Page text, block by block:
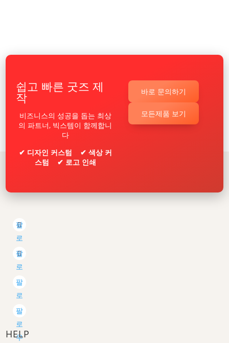
쉽고 빠른 굿즈 제
작
비즈니스의 성공을 돕는 최상
의 파트너, 빅스템이 함께합니
다
✔ 디자인 커스텀 ✔ 색상 커
스텀 ✔ 로고 인쇄
바로 문의하기
모든제품 보기
팔
로
우
팔
로
우
팔
로
우
팔
로
우
HELP